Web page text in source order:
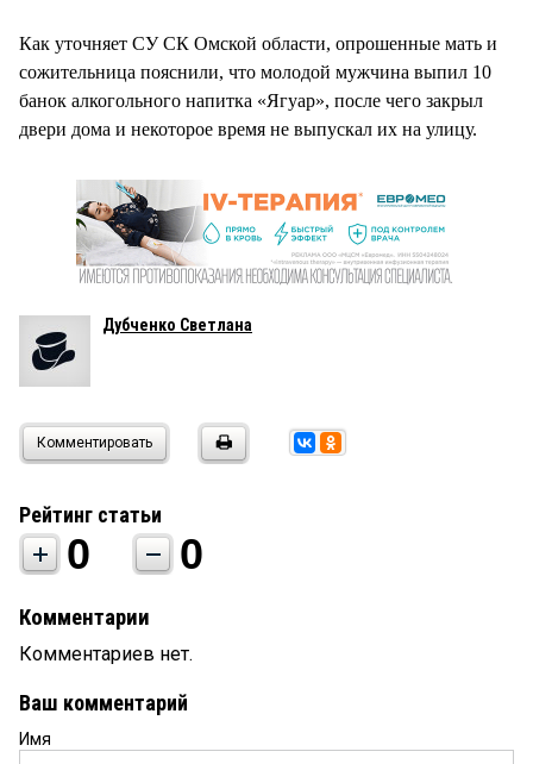
Как уточняет СУ СК Омской области, опрошенные мать и
сожительница пояснили, что молодой мужчина выпил 10
банок алкогольного напитка «Ягуар», после чего закрыл
двери дома и некоторое время не выпускал их на улицу.
Дубченко Светлана
Комментировать
Рейтинг статьи
0 0
Комментарии
Комментариев нет.
Ваш комментарий
Имя